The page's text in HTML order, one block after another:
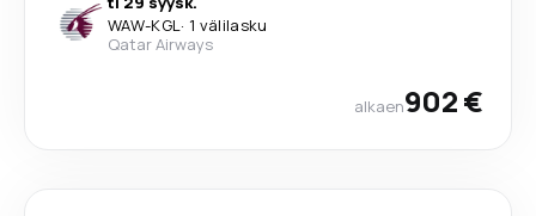
WAW-KGL· 1 välilasku
Qatar Airways
alkaen902 €